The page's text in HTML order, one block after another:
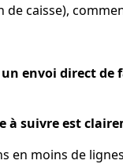
caisse),
un envoi direct de
à suivre est
en moins de